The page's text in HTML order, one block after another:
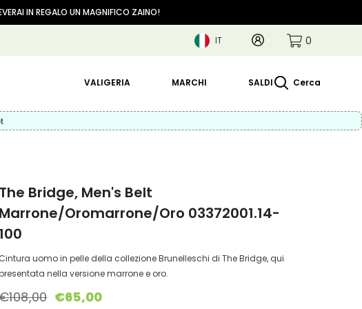
IN REGALO UN MAGNIFICO ZAINO!
IT
IT
Account 0
articoli
VALIGERIA MARCHI SALDI Cerca
The Bridge, Men's Belt
Marrone/oromarrone/oro 03372001.14-
100
Cintura uomo in pelle della collezione Brunelleschi di The Bridge, qui
nella versione marrone e oro.
€65,00